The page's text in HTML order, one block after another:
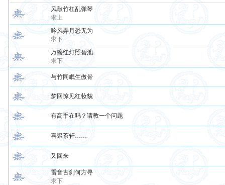
风敲竹杠乱弹琴
求上
吟风弄月恐无为
求下
万盏红灯照碧池
求下
与竹同眠生傲骨
梦回惊见红妆貌
有高手在吗？请教一个问题
喜聚茶轩……
又回来
雷音古刹何方寻
求下